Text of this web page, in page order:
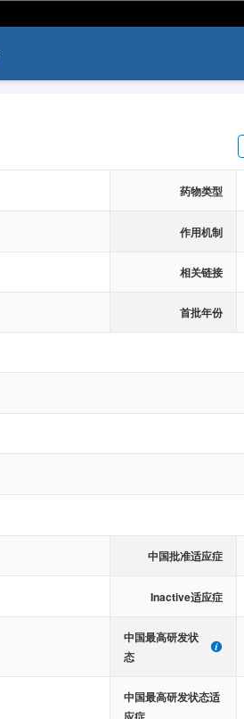
药物类型
作用机制
相关链接
首批年份
中国批准适应症
Inactive适应症
中国最高研发状
态
中国最高研发状态适